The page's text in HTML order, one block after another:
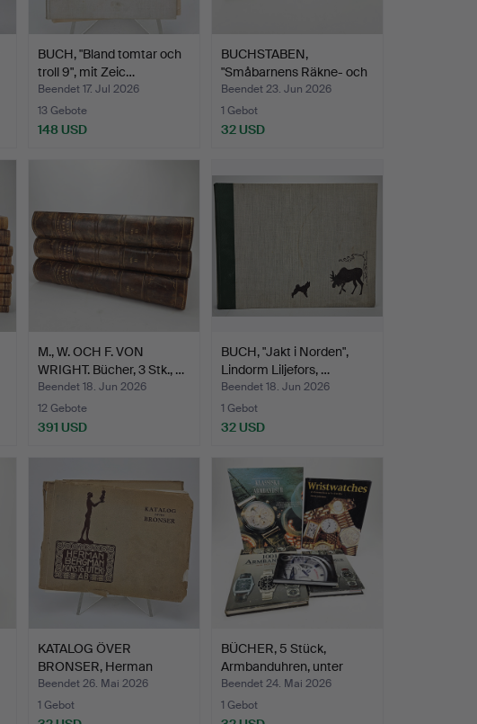
BUCH, "Bland tomtar och
troll 9", mit Zeic…
Beendet 17. Jul 2026
13 Gebote
148 USD
BUCHSTABEN,
"Småbarnens Räkne- och
Bokstav…
Beendet 23. Jun 2026
1 Gebot
32 USD
M., W. OCH F. VON
WRIGHT. Bücher, 3 Stk., …
Beendet 18. Jun 2026
12 Gebote
391 USD
BUCH, "Jakt i Norden",
Lindorm Liljefors, …
Beendet 18. Jun 2026
1 Gebot
32 USD
KATALOG ÖVER
BRONSER, Herman
Bergman Konst…
Beendet 26. Mai 2026
1 Gebot
BÜCHER, 5 Stück,
Armbanduhren, unter
ander…
Beendet 24. Mai 2026
1 Gebot